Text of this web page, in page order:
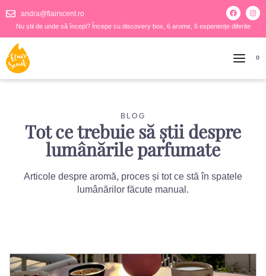
andra@flairscent.ro
Nu știi de unde să începi? Începe cu discovery box, 6 arome, 6 experiențe diferite
0
BLOG
Tot ce trebuie să știi despre
lumânările parfumate
Articole despre aromă, proces și tot ce stă în spatele
lumânărilor făcute manual.